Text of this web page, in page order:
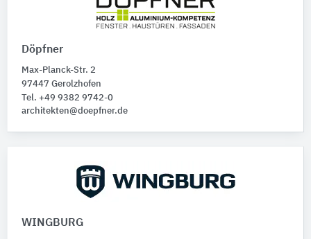
Döpfner
Max-Planck-Str. 2
97447 Gerolzhofen
Tel. +49 9382 9742-0
architekten@doepfner.de
WINGBURG